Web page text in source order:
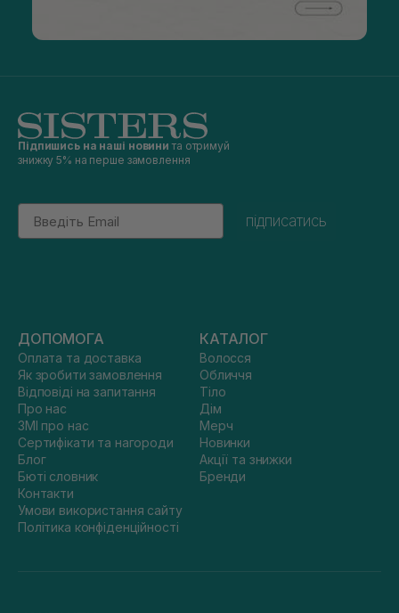
Підпишись на наші новини та отримуй
знижку 5% на перше замовлення
Email
підписатись
ДОПОМОГА
Оплата та доставка
Як зробити замовлення
Відповіді на запитання
Про нас
ЗМІ про нас
Сертифікати та нагороди
Блог
Бюті словник
Контакти
Умови використання сайту
Політика конфіденційності
КАТАЛОГ
Волосся
Обличчя
Тіло
Дім
Мерч
Новинки
Акції та знижки
Бренди